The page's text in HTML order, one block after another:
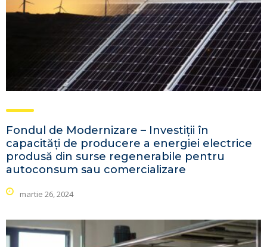
Fondul de Modernizare – Investiții în
capacități de producere a energiei electrice
produsă din surse regenerabile pentru
autoconsum sau comercializare
martie 26, 2024